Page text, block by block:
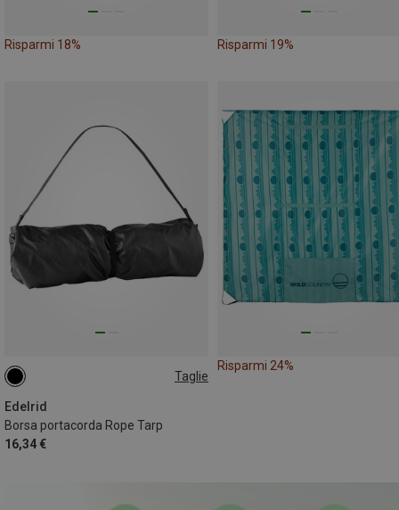
Risparmi 18% Risparmi 19%
Taglie
Edelrid
Borsa portacorda Rope Tarp
16,34 €
120CM
Risparmi 24%